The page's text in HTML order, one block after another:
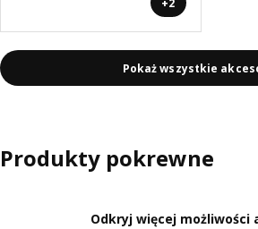
Pokaż wszystkie
Produkty pokrewne
Odkryj więcej możliwości